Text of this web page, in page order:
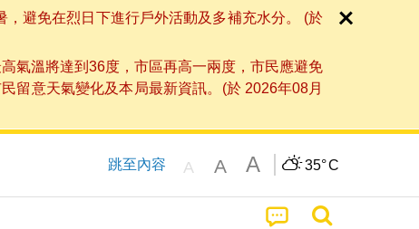
避免在烈日下進行戶外活動及多補充水分。 (於
氣溫將達到36度，市區再高一兩度，市民應避免
留意天氣變化及本局最新資訊。(於 2026年08月
跳至內容 A A A 35°C